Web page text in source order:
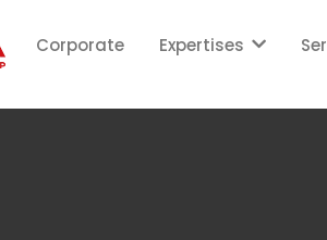
Corporate Expertises